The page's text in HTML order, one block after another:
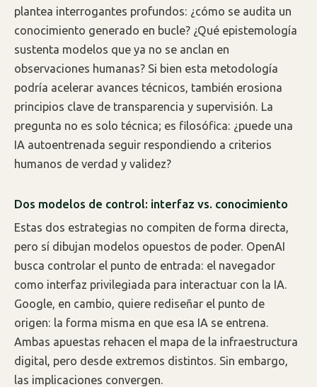
plantea interrogantes profundos: ¿cómo se audita un
conocimiento generado en bucle? ¿Qué epistemología
sustenta modelos que ya no se anclan en
observaciones humanas? Si bien esta metodología
podría acelerar avances técnicos, también erosiona
principios clave de transparencia y supervisión. La
pregunta no es solo técnica; es filosófica: ¿puede una
IA autoentrenada seguir respondiendo a criterios
humanos de verdad y validez?
Dos modelos de control: interfaz vs. conocimiento
Estas dos estrategias no compiten de forma directa,
pero sí dibujan modelos opuestos de poder. OpenAI
busca controlar el punto de entrada: el navegador
como interfaz privilegiada para interactuar con la IA.
Google, en cambio, quiere rediseñar el punto de
origen: la forma misma en que esa IA se entrena.
Ambas apuestas rehacen el mapa de la infraestructura
digital, pero desde extremos distintos. Sin embargo,
las implicaciones convergen.